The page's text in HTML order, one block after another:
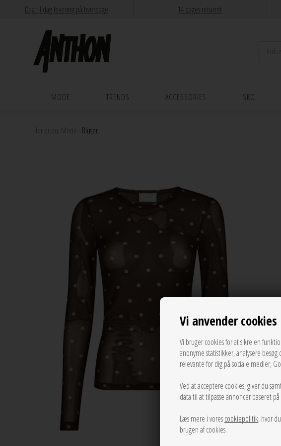
Vi anvender cookies
Vi bruger cookies for at sikre en
anonyme statistikker, analysere
relevante for dig på sociale medier,
Ved at acceptere cookies, giver du
data til at tilpasse annoncer baseret
Læs mere i vorescookiepolitik, hvor
brugen af cookies.
Dag til dag levering på hverdage 14 dages returret
MODE TRENDS ACCESSORIES SKO
Her er du: Mode Bluser